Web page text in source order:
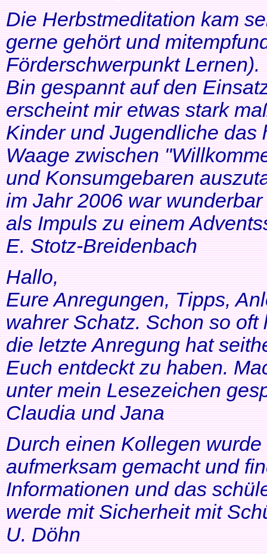
Die Herbstmeditation kam
gerne gehört und
Förderschwerpunkt Lernen).
Bin gespannt auf den
erscheint mir etwas stark
Kinder und Jugendliche das
Waage zwischen
und Konsumgebaren
im Jahr 2006 war
als Impuls zu einem
E. Stotz-Breidenbach
Hallo,
Eure Anregungen, Tipps,
wahrer Schatz. Schon so
die letzte Anregung hat
Euch entdeckt zu haben.
unter mein Lesezeichen
Claudia und Jana
Durch einen Kollegen
aufmerksam gemacht und
Informationen und das
werde mit Sicherheit mit
U. Döhn